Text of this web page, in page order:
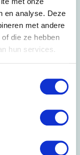
en analyse. Deze
met andere
die ze hebben
hun services.
uitstoot en zet
in te zetten op